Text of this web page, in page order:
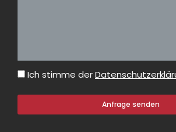
Ich stimme der
Anfrage senden